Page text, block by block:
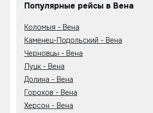
Популярные рейсы в Вена
Коломыя - Вена
Каменец-Подольский - Вена
Черновцы - Вена
Луцк - Вена
Долина - Вена
Горохов - Вена
Херсон - Вена